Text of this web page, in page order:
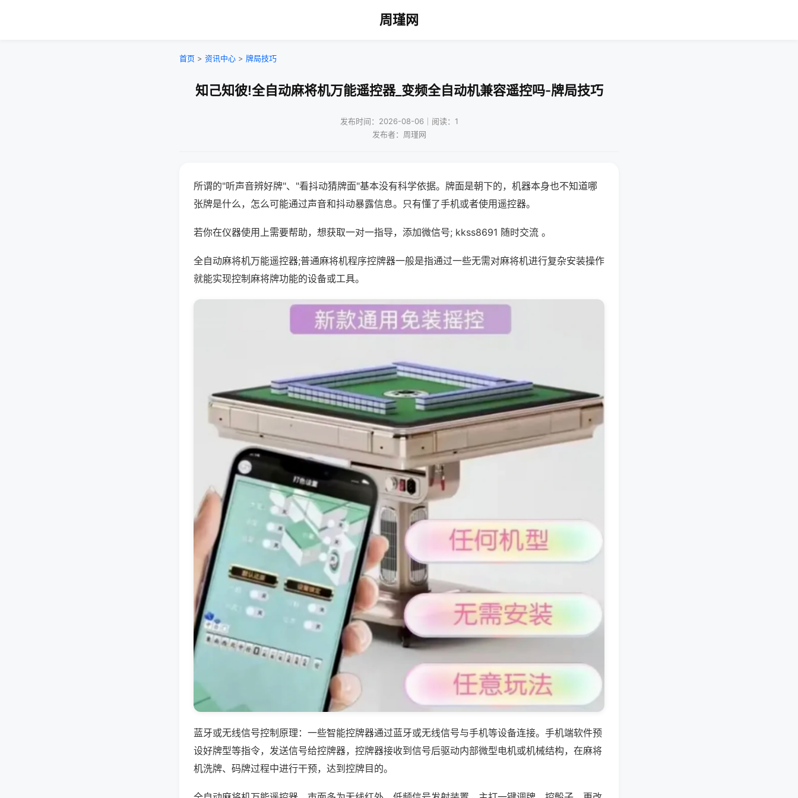
周瑾网
首页 > 资讯中心 > 牌局技巧
知己知彼!全自动麻将机万能遥控器_变频全自动机兼容遥控吗-牌局技巧
发布时间：2026-08-06｜阅读：1
发布者：周瑾网
所谓的"听声音辨好牌"、"看抖动猜牌面"基本没有科学依据。牌面是朝下的，机器本身也不知道哪
张牌是什么，怎么可能通过声音和抖动暴露信息。只有懂了手机或者使用遥控器。
若你在仪器使用上需要帮助，想获取一对一指导，添加微信号; kkss8691 随时交流 。
全自动麻将机万能遥控器;普通麻将机程序控牌器一般是指通过一些无需对麻将机进行复杂安装操作
就能实现控制麻将牌功能的设备或工具。
蓝牙或无线信号控制原理：一些智能控牌器通过蓝牙或无线信号与手机等设备连接。手机端软件预
设好牌型等指令，发送信号给控牌器，控牌器接收到信号后驱动内部微型电机或机械结构，在麻将
机洗牌、码牌过程中进行干预，达到控牌目的。